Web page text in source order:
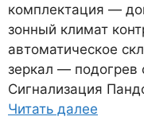
комплектация —
зонный климат
автоматическое
зеркал — подогрев
Сигнализация
Читать далее